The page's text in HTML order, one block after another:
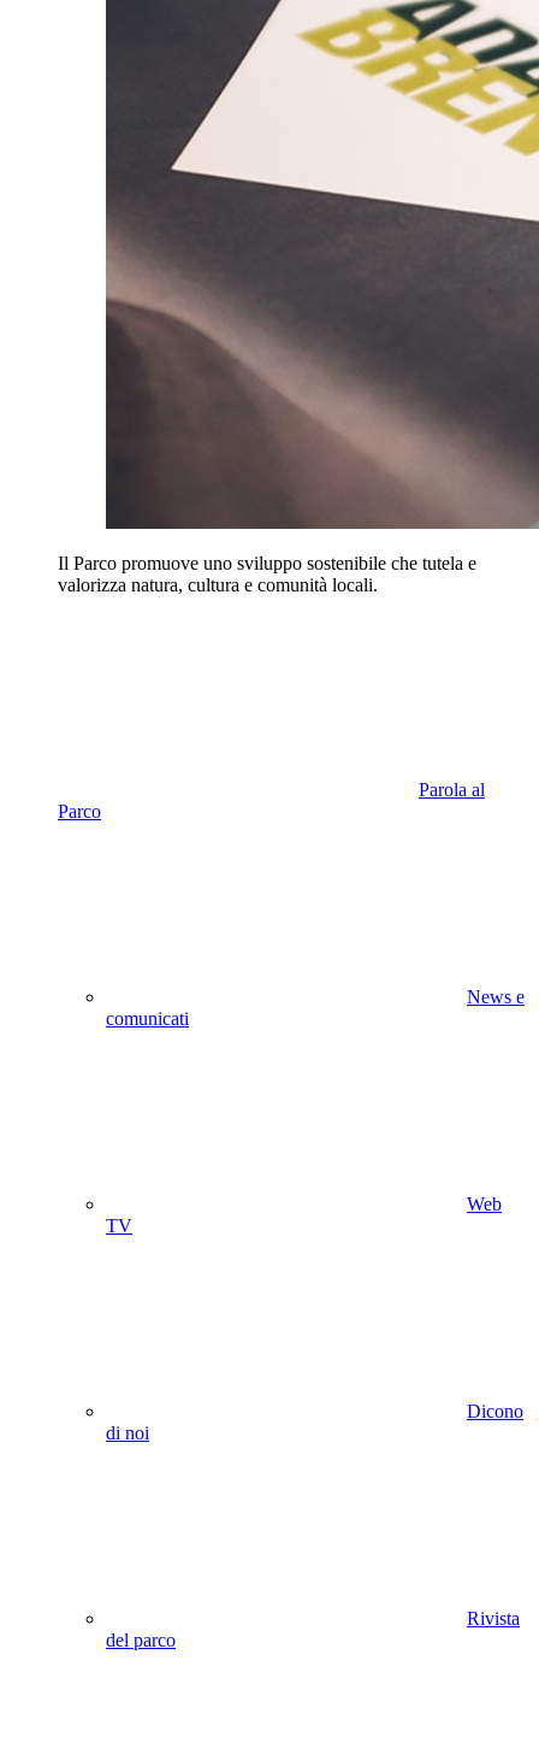
Il Parco promuove uno sviluppo sostenibile che tutela e
valorizza natura, cultura e comunità locali.
Parola al
Parco
News e
comunicati
Web
TV
Dicono
di noi
Rivista
del parco